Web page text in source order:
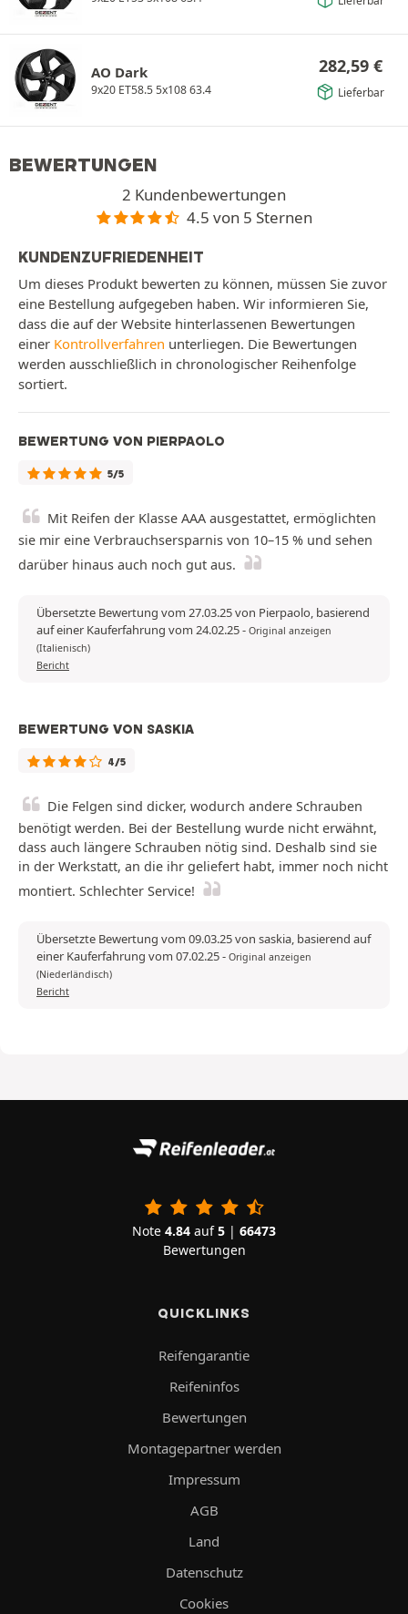
AO Dark
9x20 ET58.5 5x108 63.4
282,59 €
Lieferbar
BEWERTUNGEN
2 Kundenbewertungen
4.5 von 5 Sternen
KUNDENZUFRIEDENHEIT
Um dieses Produkt bewerten zu können, müssen Sie zuvor
eine Bestellung aufgegeben haben. Wir informieren Sie,
dass die auf der Website hinterlassenen Bewertungen
einer Kontrollverfahren unterliegen. Die Bewertungen
werden ausschließlich in chronologischer Reihenfolge
sortiert.
BEWERTUNG VON PIERPAOLO
5/5
Mit Reifen der Klasse AAA ausgestattet, ermöglichten
sie mir eine Verbrauchsersparnis von 10–15 % und sehen
darüber hinaus auch noch gut aus.
Übersetzte Bewertung vom 27.03.25 von Pierpaolo, basierend
auf einer Kauferfahrung vom 24.02.25- Original anzeigen
(Italienisch)
Bericht
BEWERTUNG VON SASKIA
4/5
Die Felgen sind dicker, wodurch andere Schrauben
benötigt werden. Bei der Bestellung wurde nicht erwähnt,
dass auch längere Schrauben nötig sind. Deshalb sind sie
in der Werkstatt, an die ihr geliefert habt, immer noch nicht
montiert. Schlechter Service!
Übersetzte Bewertung vom 09.03.25 von saskia, basierend auf
einer Kauferfahrung vom 07.02.25- Original anzeigen
(Niederländisch)
Bericht
Note 4.84 auf5 | 66473
Bewertungen
QUICKLINKS
Reifengarantie
Reifeninfos
Bewertungen
Montagepartner werden
Impressum
AGB
Land
Datenschutz
Cookies